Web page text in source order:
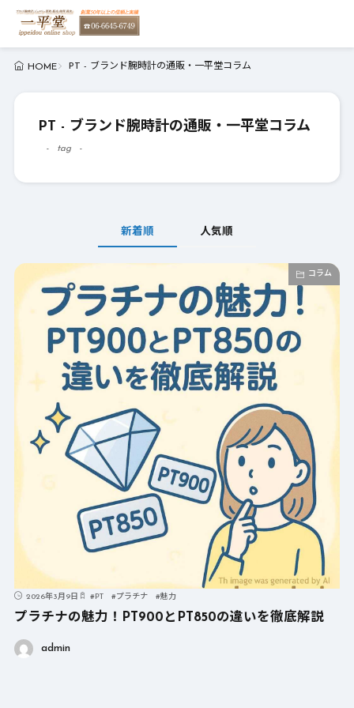
HOME PT - ブランド腕時計の通販・一平堂コラム
PT - ブランド腕時計の通販・一平堂コラム
tag
新着順 人気順
コラム
2026年3月9日 #PT #プラチナ #魅力
プラチナの魅力！PT900とPT850の違いを徹底解説
admin